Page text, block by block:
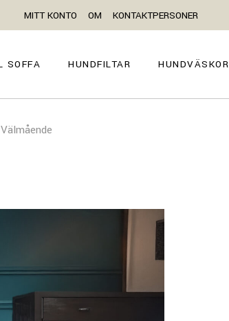
MITT KONTO OM KONTAKTPERSONER
SOFFA HUNDFILTAR HUNDVÄSKOR